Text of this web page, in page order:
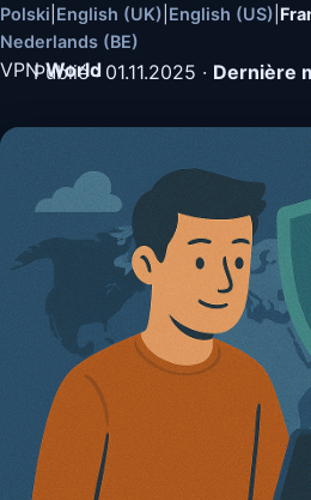
Polski English (UK) English (US)
Nederlands (BE)
VPNWorld
Publié : 01.11.2025 · Dernière